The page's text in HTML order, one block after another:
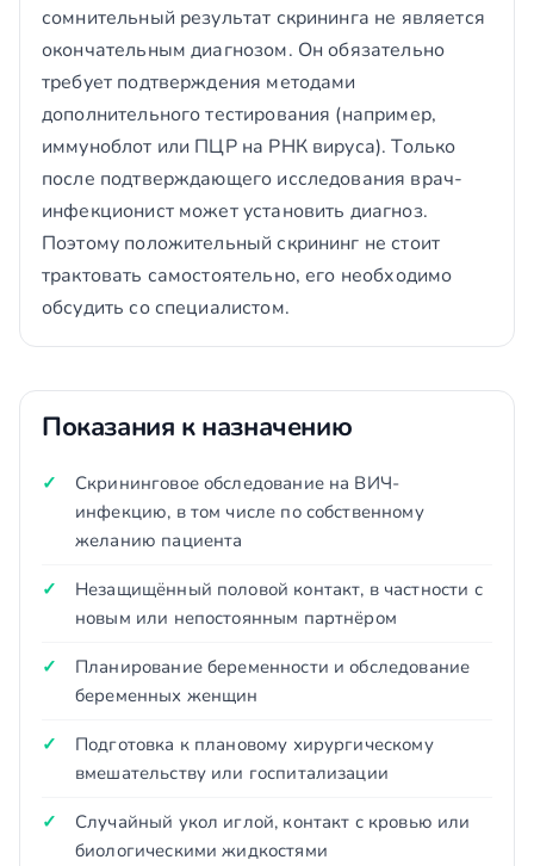
сомнительный результат скрининга не является
окончательным диагнозом. Он обязательно
требует подтверждения методами
дополнительного тестирования (например,
иммуноблот или ПЦР на РНК вируса). Только
после подтверждающего исследования врач-
инфекционист может установить диагноз.
Поэтому положительный скрининг не стоит
трактовать самостоятельно, его необходимо
обсудить со специалистом.
Показания к назначению
Скрининговое обследование на ВИЧ-
инфекцию, в том числе по собственному
желанию пациента
Незащищённый половой контакт, в частности с
новым или непостоянным партнёром
Планирование беременности и обследование
беременных женщин
Подготовка к плановому хирургическому
вмешательству или госпитализации
Случайный укол иглой, контакт с кровью или
биологическими жидкостями